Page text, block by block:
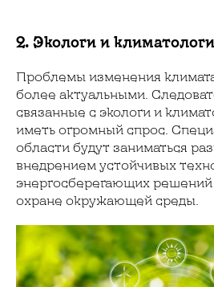
2. Экологи и климатологи
Проблемы изменения
более актуальными.
связанные с экологи и
иметь огромный спрос.
области будут заниматься
внедрением устойчивых
энергосберегающих
охране окружающей среды.